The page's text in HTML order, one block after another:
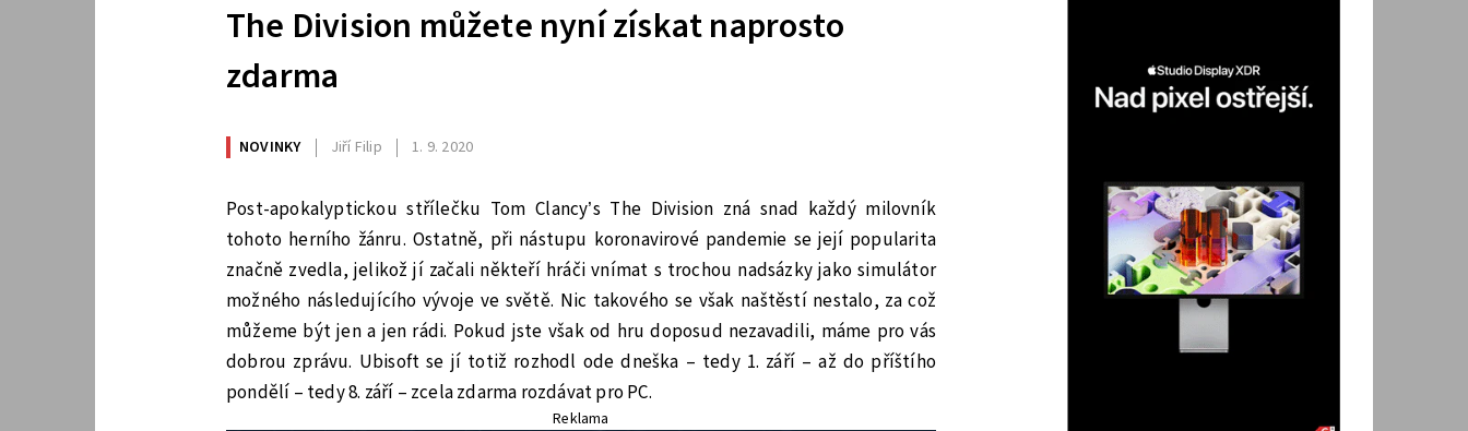
The Division můžete nyní získat naprosto
zdarma
NOVINKY Jiří Filip 1. 9. 2020
Post-apokalyptickou střílečku Tom Clancy’s The Division zná snad každý milovník
tohoto herního žánru. Ostatně, při nástupu koronavirové pandemie se její popularita
značně zvedla, jelikož jí začali někteří hráči vnímat s trochou nadsázky jako simulátor
možného následujícího vývoje ve světě. Nic takového se však naštěstí nestalo, za což
můžeme být jen a jen rádi. Pokud jste však od hru doposud nezavadili, máme pro vás
dobrou zprávu. Ubisoft se jí totiž rozhodl ode dneška – tedy 1. září – až do příštího
pondělí – tedy 8. září – zcela zdarma rozdávat pro PC.
Reklama